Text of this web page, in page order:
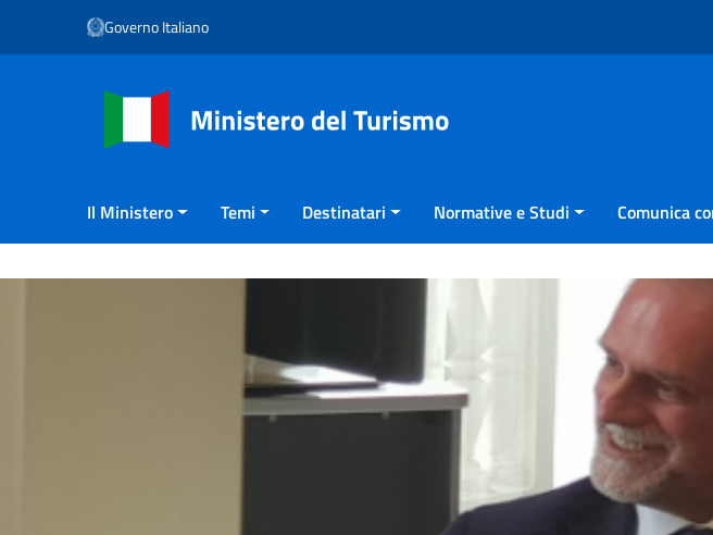
Vai ai contenuti
Vai al menu di navigazione
Governo Italiano
Il Ministero Temi Destinatari Normative e Studi Comunica